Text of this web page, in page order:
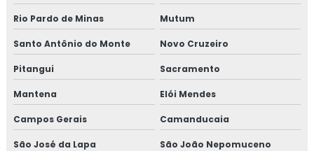
Revestimento térmico tubulação
Serviço de isolamento térmico
Serviço de isolamento térmico de dutos
Serviço de isolamento térmico industrial
Serviço de isolamento térmico industrial no rj
Rio Pardo de Minas Mutum
Santo Antônio do Monte Novo Cruzeiro
Pitangui Sacramento
Mantena Elói Mendes
Campos Gerais Camanducaia
São José da Lapa São João Nepomuceno